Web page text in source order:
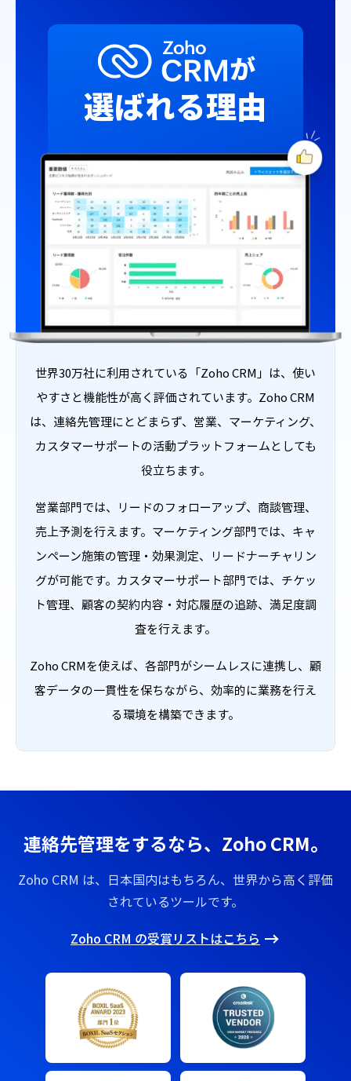
が
選ばれる理由
世界30万社に利用されている「Zoho CRM」は、使い
やすさと機能性が高く評価されています。Zoho CRM
は、連絡先管理にとどまらず、営業、マーケティング、
カスタマーサポートの活動プラットフォームとしても
役立ちます。
営業部門では、リードのフォローアップ、商談管理、
売上予測を行えます。マーケティング部門では、キャ
ンペーン施策の管理・効果測定、リードナーチャリン
グが可能です。カスタマーサポート部門では、チケッ
ト管理、顧客の契約内容・対応履歴の追跡、満足度調
査を行えます。
Zoho CRMを使えば、各部門がシームレスに連携し、顧
客データの一貫性を保ちながら、効率的に業務を行え
る環境を構築できます。
連絡先管理をするなら、Zoho CRM。
Zoho CRM は、日本国内はもちろん、世界から高く評価
されているツールです。
Zoho CRM の受賞リストはこちら